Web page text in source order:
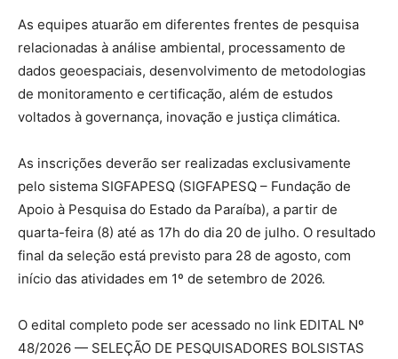
As equipes atuarão em diferentes frentes de pesquisa
relacionadas à análise ambiental, processamento de
dados geoespaciais, desenvolvimento de metodologias
de monitoramento e certificação, além de estudos
voltados à governança, inovação e justiça climática.
As inscrições deverão ser realizadas exclusivamente
pelo sistema SIGFAPESQ (SIGFAPESQ – Fundação de
Apoio à Pesquisa do Estado da Paraíba), a partir de
quarta-feira (8) até as 17h do dia 20 de julho. O resultado
final da seleção está previsto para 28 de agosto, com
início das atividades em 1º de setembro de 2026.
O edital completo pode ser acessado no link EDITAL Nº
48/2026 — SELEÇÃO DE PESQUISADORES BOLSISTAS